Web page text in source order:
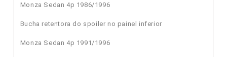
Monza Sedan 4p 1986/1996
Bucha retentora do spoiler no painel inferior
Monza Sedan 4p 1991/1996